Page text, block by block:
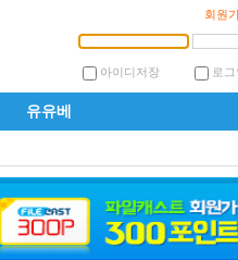
회원
아이디저장 로
유유베